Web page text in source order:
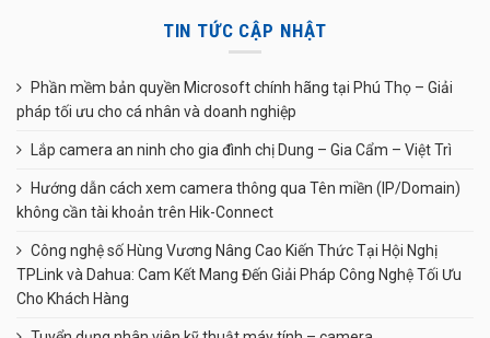
TIN TỨC CẬP NHẬT
Phần mềm bản quyền Microsoft chính hãng tại Phú Thọ – Giải
pháp tối ưu cho cá nhân và doanh nghiệp
Lắp camera an ninh cho gia đình chị Dung – Gia Cẩm – Việt Trì
Hướng dẫn cách xem camera thông qua Tên miền (IP/Domain)
không cần tài khoản trên Hik-Connect
Công nghệ số Hùng Vương Nâng Cao Kiến Thức Tại Hội Nghị
TPLink và Dahua: Cam Kết Mang Đến Giải Pháp Công Nghệ Tối Ưu
Cho Khách Hàng